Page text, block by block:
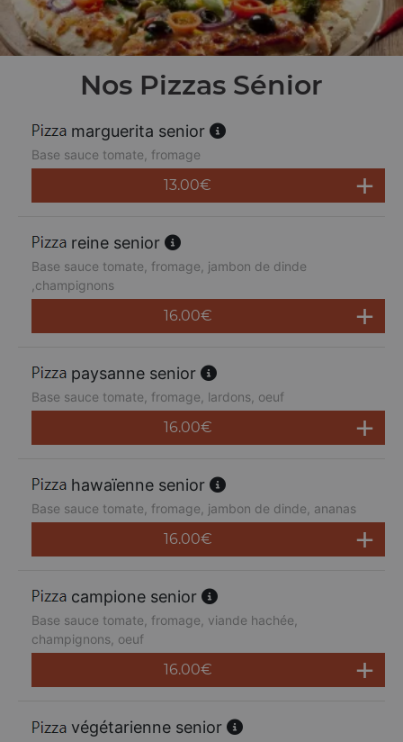
Nos Pizzas Sénior
marguerita senior
Base sauce tomate, fromage
13.00€
reine senior
Base sauce tomate, fromage, jambon de dinde
,champignons
16.00€
paysanne senior
Base sauce tomate, fromage, lardons, oeuf
16.00€
hawaïenne senior
Base sauce tomate, fromage, jambon de dinde, ananas
16.00€
campione senior
Base sauce tomate, fromage, viande hachée,
champignons, oeuf
16.00€
végétarienne senior